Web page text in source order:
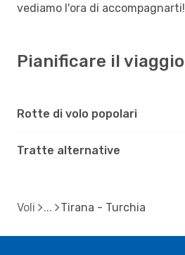
vediamo l'ora di accompagnarti!
Pianificare il viaggio
Rotte di volo popolari
Tratte alternative
Voli Tirana - Turchia